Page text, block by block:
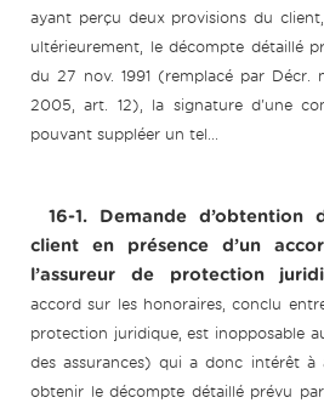
ayant perçu deux provisions du
ultérieurement, le décompte détaillé
du 27 nov. 1991 (remplacé par
2005, art. 12), la signature d'une
pouvant suppléer un tel...
16-1. Demande
client en présence d’un
l’assureur de protection
accord sur les honoraires, conclu
protection juridique, est inopposable
des assurances) qui a donc intérêt
obtenir le décompte détaillé prévu